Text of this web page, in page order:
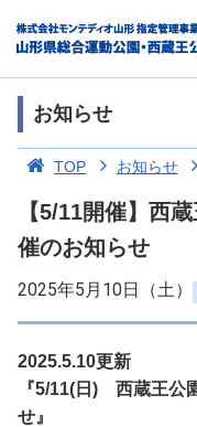
お知らせ
TOP お知らせ
【5/11開催】西
催のお知らせ
2025年5月10日（土）
2025.5.10更新
『5/11(日) 西蔵王
せ』